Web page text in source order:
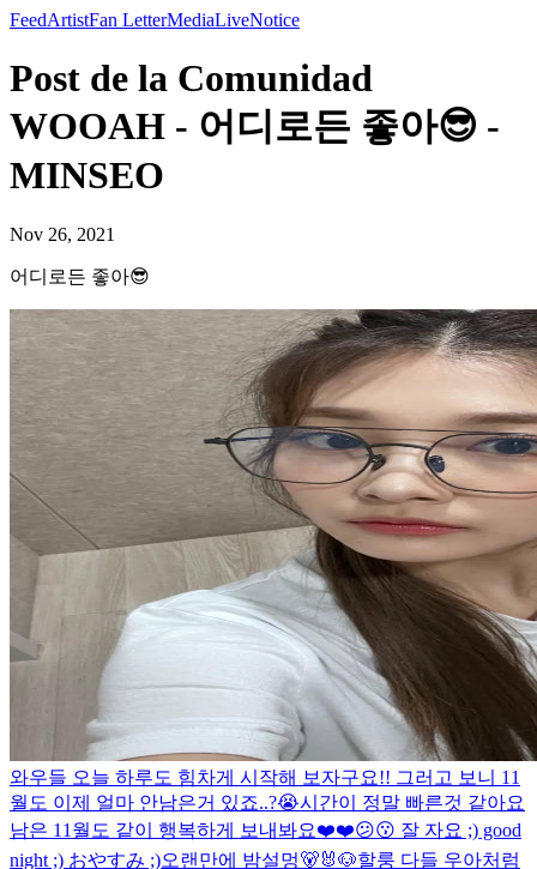
FeedArtistFan LetterMediaLiveNotice
Post de la Comunidad
WOOAH - 어디로든 좋아😎 -
MINSEO
Nov 26, 2021
어디로든 좋아😎
와우들 오늘 하루도 힘차게 시작해 보자구요!! 그러고 보니 11
월도 이제 얼마 안남은거 있죠..?😭시간이 정말 빠른것 같아요
남은 11월도 같이 행복하게 보내봐요❤️❤️😕😗 잘 자요 ;) good
night ;) おやすみ ;)오랜만에 밤설멍🐻🐰🐶할룽 다들 우아처럼